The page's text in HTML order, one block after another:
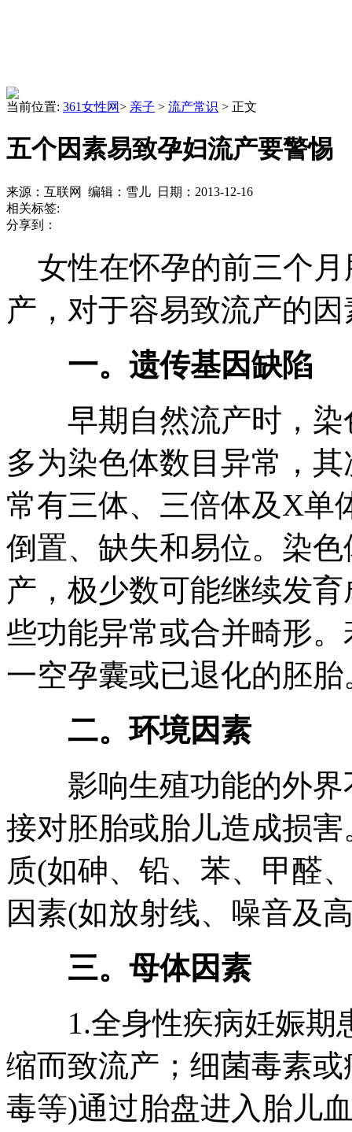
当前位置: 361女性网> 亲子 > 流产常识 > 正文
五个因素易致孕妇流产要警惕
来源：互联网 编辑：雪儿 日期：2013-12-16
相关标签:
分享到：
女性在怀孕的前三个月
产，对于容易致流产的
一。遗传基因缺陷
早期自然流产时，染
多为染色体数目异常，
常有三体、三倍体及X单
倒置、缺失和易位。染
产，极少数可能继续发
些功能异常或合并畸形
一空孕囊或已退化的胚胎
二。环境因素
影响生殖功能的外界
接对胚胎或胎儿造成损
质(如砷、铅、苯、甲醛
因素(如放射线、噪音及
三。母体因素
1.全身性疾病妊娠期
缩而致流产；细菌毒素
毒等)通过胎盘进入胎儿